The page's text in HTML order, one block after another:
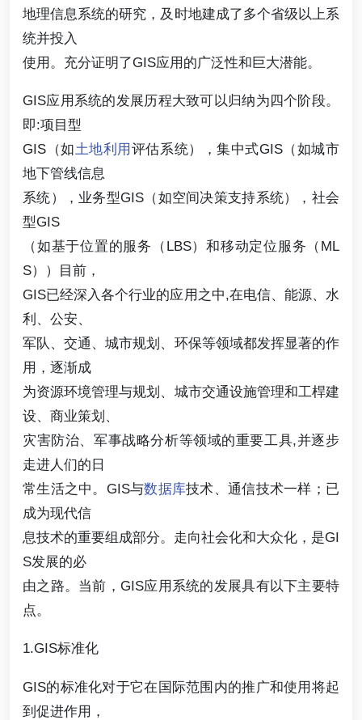
地理信息系统的研究，及时地建成了多个省级以上系
统并投入
使用。充分证明了GIS应用的广泛性和巨大潜能。
GIS应用系统的发展历程大致可以归纳为四个阶段。
即:项目型
GIS（如土地利用 评估系统），集中式GIS（如城市
地下管线信息
系统），业务型GIS（如空间决策支持系统），社会
型GIS
（如基于位置的服务（LBS）和移动定位服务（ML
S））目前，
GIS已经深入各个行业的应用之中,在电信、能源、水
利、公安、
军队、交通、城市规划、环保等领域都发挥显著的作
用，逐渐成
为资源环境管理与规划、城市交通设施管理和工桿建
设、商业策划、
灾害防治、军事战略分析等领域的重要工具,并逐步
走进人们的日
常生活之中。GIS与数据库技术、通信技术一样；已
成为现代信
息技术的重要组成部分。走向社会化和大众化，是GI
S发展的必
由之路。当前，GIS应用系统的发展具有以下主要特
点。
1.GIS标准化
GIS的标准化对于它在国际范围内的推广和使用将起
到促进作用，